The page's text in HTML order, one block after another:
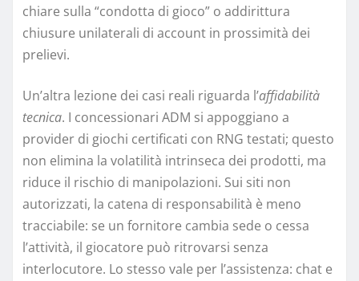
chiare sulla “condotta di gioco” o addirittura
chiusure unilaterali di account in prossimità dei
prelievi.
Un’altra lezione dei casi reali riguarda l’affidabilità
tecnica. I concessionari ADM si appoggiano a
provider di giochi certificati con RNG testati; questo
non elimina la volatilità intrinseca dei prodotti, ma
riduce il rischio di manipolazioni. Sui siti non
autorizzati, la catena di responsabilità è meno
tracciabile: se un fornitore cambia sede o cessa
l’attività, il giocatore può ritrovarsi senza
interlocutore. Lo stesso vale per l’assistenza: chat e